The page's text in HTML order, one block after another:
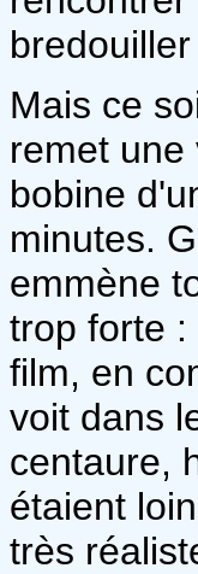
Mais ce
remet
bobine
minutes.
emmène
trop forte
film, en
voit dans
centaure,
étaient
très